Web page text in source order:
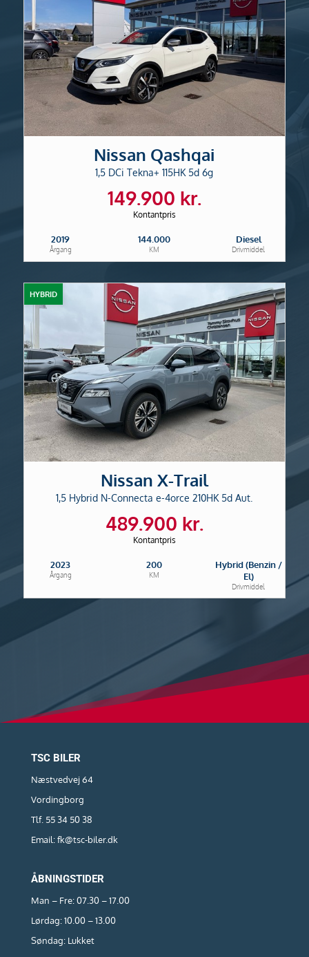
Nissan Qashqai
1,5 DCi Tekna+ 115HK 5d 6g
149.900 kr.
Kontantpris
2019
Årgang
144.000
KM
Diesel
Drivmiddel
HYBRID
Nissan X-Trail
1,5 Hybrid N-Connecta e-4orce 210HK 5d Aut.
489.900 kr.
Kontantpris
2023
Årgang
200
KM
Hybrid (Benzin /
El)
Drivmiddel
TSC BILER
Næstvedvej 64
Vordingborg
Tlf. 55 34 50 38
Email: fk@tsc-biler.dk
ÅBNINGSTIDER
Man – Fre: 07.30 – 17.00
Lørdag: 10.00 – 13.00
Søndag: Lukket